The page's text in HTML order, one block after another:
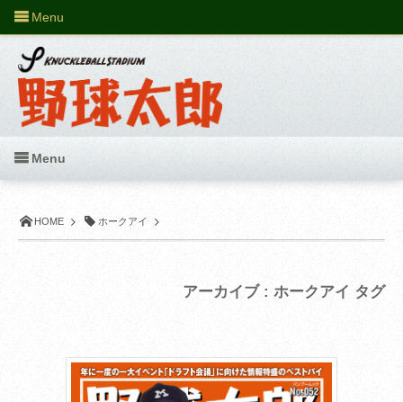
HOME ホークアイ
アーカイブ : ホークアイ タグ
Menu
Menu